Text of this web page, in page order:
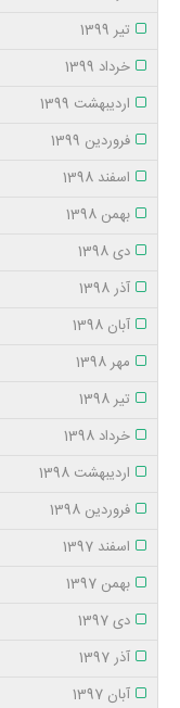
تیر 1399
خرداد 1399
اردیبهشت 1399
فروردین 1399
اسفند 1398
بهمن 1398
دی 1398
آذر 1398
آبان 1398
مهر 1398
تیر 1398
خرداد 1398
اردیبهشت 1398
فروردین 1398
اسفند 1397
بهمن 1397
دی 1397
آذر 1397
آبان 1397